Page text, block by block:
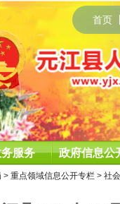
首页
服务 政府信息公
> 重点领域信息公开专栏 > 社